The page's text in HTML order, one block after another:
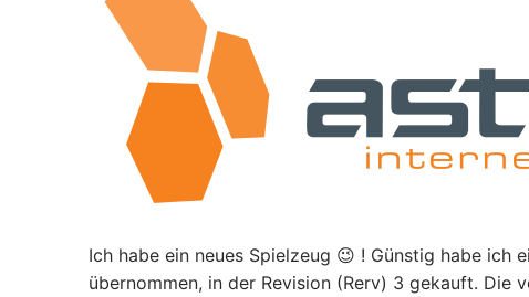
Ich habe ein neues Spielzeug 😉 ! Günstig habe ich
übernommen, in der Revision (Rerv) 3 gekauft.